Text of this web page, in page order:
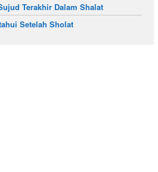
Terakhir Dalam Shalat
Setelah Sholat